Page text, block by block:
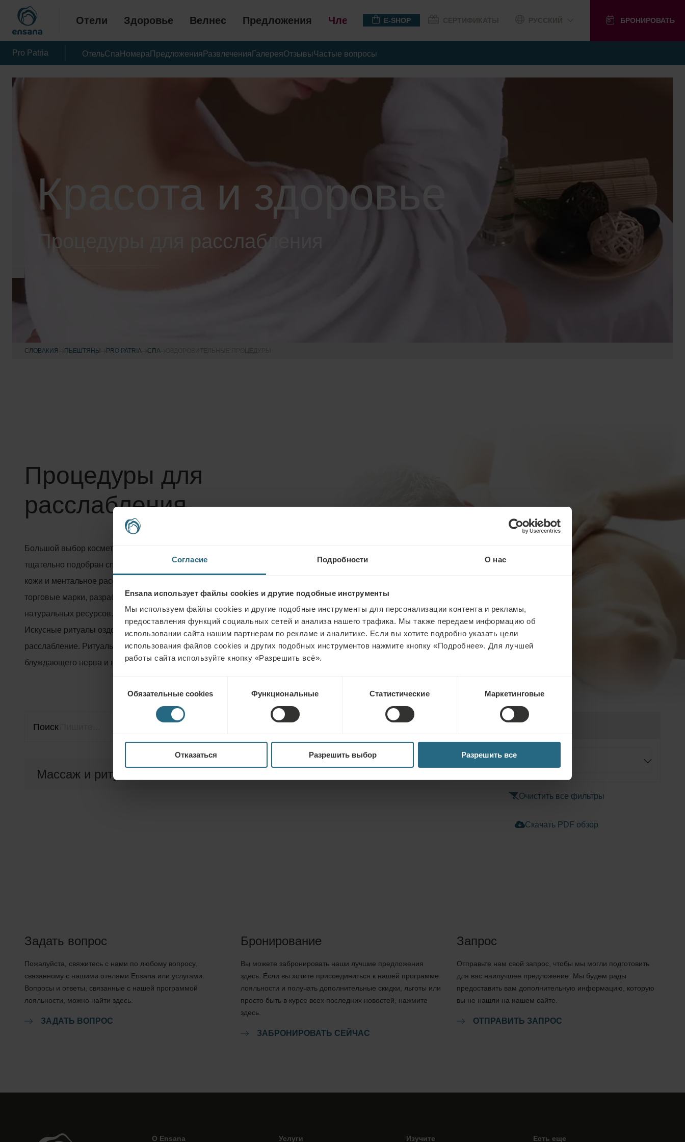
Согласие Подробности О нас
Ensana использует файлы cookies и другие подобные инструменты
Мы используем файлы cookies и другие подобные инструменты для персонализации контента и рекламы,
предоставления функций социальных сетей и анализа нашего трафика. Мы также передаем информацию об
использовании сайта нашим партнерам по рекламе и аналитике. Если вы хотите подробно указать цели
использования файлов cookies и других подобных инструментов нажмите кнопку «Подробнее». Для лучшей
работы сайта используйте кнопку «Разрешить всё».
согласия
Обязательные cookies Функциональные Статистические Маркетинговые
Отказаться Разрешить выбор Разрешить все
Отели Здоровье Велнес Предложения Членство E-SHOP БРОНИРОВАТЬ
Pro Patria ОтельСпа Номера Предложения Развлечения ГалереяОтзывыЧастые вопросы
Красота и здоровье
Процедуры для расслабления
СЛОВАКИЯ ПЬЕШТЯНЫ PRO PATRIA CПА
Процедуры для
расслабления
Большой выбор косметических и оздоровительных процедур в отеле Pro Patria
тщательно подобран специалистами. Все процедуры направлены на потребности
кожи и ментальное расслабление. Для процедур мы используем собственные
торговые марки, разработанные с использованием наших собственных
натуральных ресурсов.
Искусные ритуалы оздоровительных процедур подарят вам уникальное
расслабление. Ритуалы направлены непосредственно на стимуляцию
блуждающего нерва и ведут к глубоким и ощутимым фазам релаксации!
Поиск
Любая категория
Очистить все фильтры
Скачать PDF обзор
Массаж и ритуалы
Задать вопрос
Пожалуйста, свяжитесь с нами по любому вопросу,
связанному с нашими отелями Ensana или услугами.
Вопросы и ответы, связанные с нашей программой
лояльности, можно найти здесь.
ЗАДАТЬ ВОПРОС
Бронирование
Вы можете забронировать наши лучшие предложения
здесь. Если вы хотите присоединиться к нашей программе
лояльности и получать дополнительные скидки, льготы или
просто быть в курсе всех последних новостей, нажмите
здесь.
ЗАБРОНИРОВАТЬ СЕЙЧАС
Запрос
Отправьте нам свой запрос, чтобы мы могли подготовить
для вас наилучшее предложение. Мы будем рады
предоставить вам дополнительную информацию, которую
вы не нашли на нашем сайте.
ОТПРАВИТЬ ЗАПРОС
О Ensana Услуги Изучите Есть еще